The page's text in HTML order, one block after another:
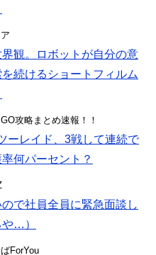
観。ロボットが自分の意
続けるショートフィルム
攻略まとめ速報！！
ーレイド、3戦して連続で
何パーセント？
で社員全員に緊急面談し
…）
ForYou